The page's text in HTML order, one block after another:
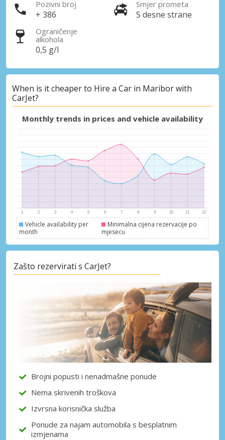
Pozivni broj
+ 386
Smjer prometa
S desne strane
Ograničenje
alkohola
0,5 g/l
When is it cheaper to Hire a Car in Maribor with
CarJet?
Monthly trends in prices and vehicle availability
Vehicle availability per
month
Minimalna cijena rezervacije po
mjesecu
Zašto rezervirati s CarJet?
Brojni popusti i nenadmašne ponude
Nema skrivenih troškova
Izvrsna korisnička služba
Ponude za najam automobila s besplatnim
izmjenama
Posebni popusti
Pristupite ekskluzivnim ponudama naših
Prijava putem eLinka